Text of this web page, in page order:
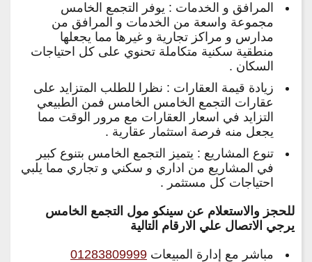
المرافق و الخدمات : يوفر التجمع الخامس
مجموعة واسعة من الخدمات و المرافق من
مدارس و مراكز تجارية و غيرها مما يجعلها
منطقية سكنية متكاملة تحنوي على كل احتياجات
السكان .
زيادة قيمة العقارات : نظرا للطلب المتزايد على
عقارات التجمع الخامس الخامس فمن الطبيعي
التزايد في اسعار العقارات مع مرور الوقت مما
يجعل منه فرصة استثمار عقارية .
تنوع المشاريع : يتميز التجمع الخامس بتنوع كبير
في المشاريع من اداري و سكني و تجاري مما يلبي
احتياجات كل مستثمر .
للحجز والاستعلام عن سينكو مول التجمع الخامس
يرجي الاتصال علي الارقام التالية
مباشر مع إدارة المبيعات 01283809999